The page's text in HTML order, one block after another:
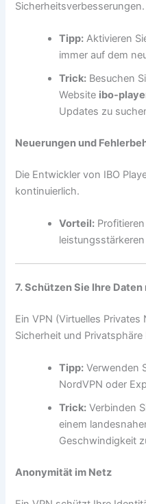
Sicherheitsverbesserungen.
Tipp: Aktivieren
immer auf dem
Trick: Besuchen
Website ibo-
Updates zu
Neuerungen und
Die Entwickler von IBO
kontinuierlich.
Vorteil:
7. Schützen Sie Ihre Daten
Ein VPN (Virtuelles
Sicherheit und Privatsphäre
Tipp: Verwenden
NordVPN oder
Trick: Verbinden
einem
Geschwindigkeit
Anonymität im Netz